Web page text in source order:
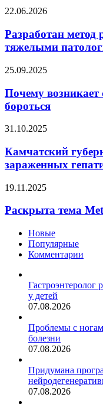
противовирусного
Разработан
реабилитации
детей
с
патологиями
22.06.2026
Разработан метод
тяжелыми
Почему
сонный
паралич
и
с
бороться
25.09.2025
Почему
бороться
Камчатский
назвал
число
зараженных
в
31.10.2025
Камчатский
зараженных
Раскрыта
Met
19.11.2025
Раскрыта тема
Новые
Популярные
Комментарии
Гастроэнтеролог
у детей
07.08.2026
Проблемы с
болезни
07.08.2026
Придумана
07.08.2026